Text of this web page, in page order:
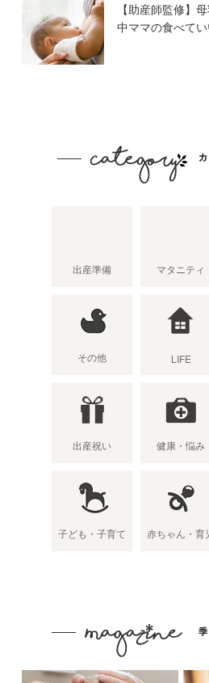
【助産師監修】
中ママの食べて
出産準備 マタニティ
その他 LIFE
出産祝い 健康・悩み
子ども・子育て 赤ちゃん・育